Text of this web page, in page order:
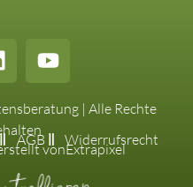
| Alle Rechte
AGB Widerrufsrecht
vonExtrapixel